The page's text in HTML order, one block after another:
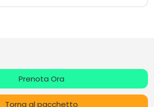
Prenota Ora
Torna al pacchetto